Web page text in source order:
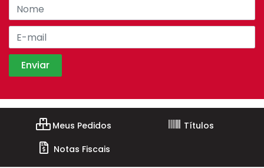
Meus Pedidos
Títulos
Notas Fiscais